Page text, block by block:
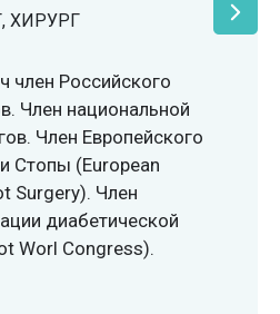
ХИРУРГ
член Российского
Член национальной
Член Европейского
Стопы (European
Surgery). Член
диабетической
Worl Congress).